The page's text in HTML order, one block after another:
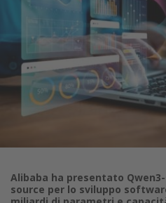
Alibaba ha presentato
source per lo sviluppo